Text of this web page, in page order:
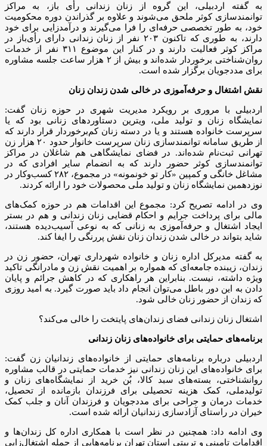
به گفته اردبیلی، این گروه از زنان زندانی رأی باز، به مراکز
توانمندسازی کوثر ملحق می‌شوند و علاوه بر گذراندن دوره محکومیت
خود، به طور تخصصی حرفه‌ای را فرا می‌گیرند و درآمدزایی برای خود
دارند، به طوری که تاکنون ۲۰۳ نفر از زنان زندانی دارای رأی‌باز در
مراکز کوثر فعالیت دارند و در کنار این موضوع ۳۱۱ نفر از خدمات
روان‌شناختی برخوردار شده‌اند و بیش از ۲ هزار ساعت جلسه مشاوره
برای مددجویان برگزار شده است.
نقش اشتغال و حرفه‌آموزی در خالی شدن زندان زنان
اردبیلی با مروری بر رویکرد مدیریت شهری در حوزه زنان گفت:
نمایشگاه زنان و تولید ملی، ویترین دستاوردهای زنانی بود که یا
سرپرست خانواده هستند و یا در دسته زنان کم‌برخوردار قرار دارند که
از طریق سامانه توانمندسازی زنان سرپرست خانوار حدود ۲۰ هزار زن
تهرانی ثبت‌نام شده‌اند. در فضای نمایشگاهی هم شاغلان در مراکز
توانمندسازی کوثر حضور دارند که به انضمام سایر افرادی که در
مشاغل خانگی و کمپین «کار تو خونمونه» در مجموع، ۲۸۲ کسب‌وکار در
نوزدهمین نمایشگاه زنان و تولید ملی محصولات خود را ارائه کردند.
وی در ادامه تصریح کرد: مجموع این اقدامات هم در حوزه کمک‌های
مالی برای پرداخت جرایم و احکام قضایی زنان زندانی و هم در بستر
ایجاد اشتغال و حرفه‌آموزی به زنانی که به نوعی آسیب‌دیده هستند،
شاید بتواند در خالی شدن زندان زنان نقش پررنگی را ایفا کند.
به گفته مدیرکل اداره زنان و خانواده شهرداری تهران، حضور زن در
زندان، زیبنده جامعه‌ای که همواره بر اهمیت نقش زن و مادرانگی تاکید
ویژه‌ داشته، نیست. بنابراین هر راهکاری که در کاهش جرائم و پایان
دادن به این دور باطل می‌توان انجام داد باید صورت گیرد. به امید روزی
که زندان از حضور زنان خالی شود.
اشتغال زنان زندانی فضای زندان‌های پایتخت را خالی می‌کند؟
برنامه‌های حمایتی برای خانواده‌های زنان زندانی
اردبیلی درباره برنامه‌های حمایتی از خانواده‌های زندانیان زن گفت:
برای خانواده‌های این زنان زندانی نیز خدمات حمایتی در قالب مشاوره
روانشناختی، بسته‌های سبد کالا، بُن خرید از نمایشگاه‌های زنان و
تولیدملی، کمک هزینه تحصیلی برای فرزندان بازمانده از تحصیل،
خدمات درمان و جراحی برای مددجویان و فرزندان آنان و جلب کمک
خیران در راستای آزادسازی زندانیان ارائه شده است.
وی ادامه داد: همچنین در نظر است با همکاری اداره کل زندان‌ها و
اقدامات تامینی و تربیتی استان تهران برنامه‌هایی از جمله اشتغال‌زایی